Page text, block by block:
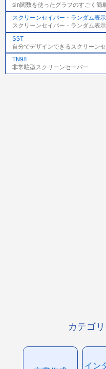
sin関数を使ったグラフのすごく簡
スクリーンセイバー・ランダム表
スクリーンセイバー・ランダム表
SST
自分でデザインできるスクリーン
TN98
非常駐型スクリーンセーバー
カテゴ
イン